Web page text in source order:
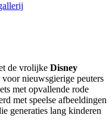
de vrolijke Disney
voor nieuwsgierige peuters
met opvallende rode
met speelse afbeeldingen
generaties lang kinderen